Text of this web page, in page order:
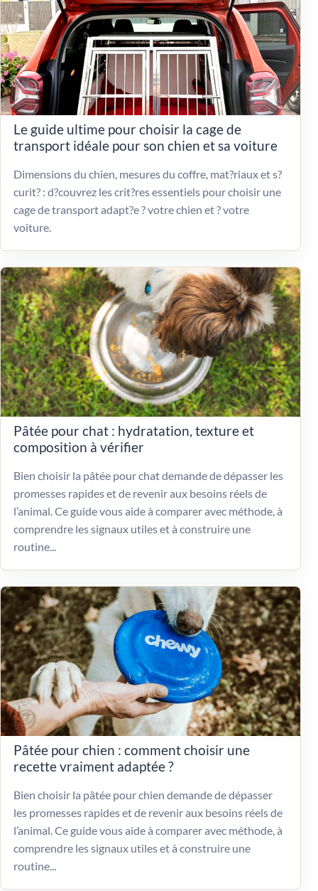
Le guide ultime pour choisir la cage de
transport idéale pour son chien et sa voiture
Dimensions du chien, mesures du coffre, mat?riaux et s?
curit? : d?couvrez les crit?res essentiels pour choisir une
cage de transport adapt?e ? votre chien et ? votre
voiture.
Pâtée pour chat : hydratation, texture et
composition à vérifier
Bien choisir la pâtée pour chat demande de dépasser les
promesses rapides et de revenir aux besoins réels de
l’animal. Ce guide vous aide à comparer avec méthode, à
comprendre les signaux utiles et à construire une
routine...
Pâtée pour chien : comment choisir une
recette vraiment adaptée ?
Bien choisir la pâtée pour chien demande de dépasser
les promesses rapides et de revenir aux besoins réels de
l’animal. Ce guide vous aide à comparer avec méthode, à
comprendre les signaux utiles et à construire une
routine...